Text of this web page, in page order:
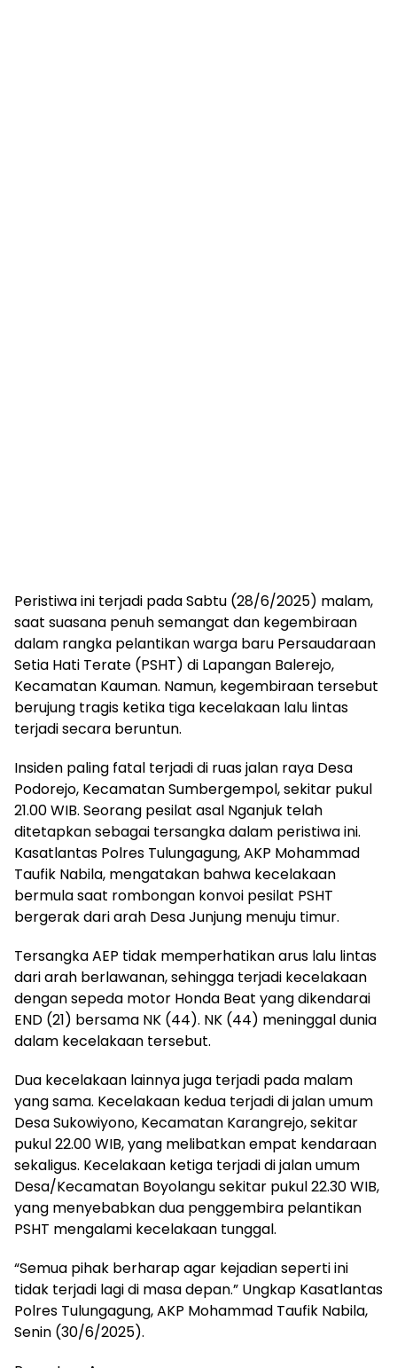
Peristiwa ini terjadi pada Sabtu (28/6/2025) malam,
saat suasana penuh semangat dan kegembiraan
dalam rangka pelantikan warga baru Persaudaraan
Setia Hati Terate (PSHT) di Lapangan Balerejo,
Kecamatan Kauman. Namun, kegembiraan tersebut
berujung tragis ketika tiga kecelakaan lalu lintas
terjadi secara beruntun.
Insiden paling fatal terjadi di ruas jalan raya Desa
Podorejo, Kecamatan Sumbergempol, sekitar pukul
21.00 WIB. Seorang pesilat asal Nganjuk telah
ditetapkan sebagai tersangka dalam peristiwa ini.
Kasatlantas Polres Tulungagung, AKP Mohammad
Taufik Nabila, mengatakan bahwa kecelakaan
bermula saat rombongan konvoi pesilat PSHT
bergerak dari arah Desa Junjung menuju timur.
Tersangka AEP tidak memperhatikan arus lalu lintas
dari arah berlawanan, sehingga terjadi kecelakaan
dengan sepeda motor Honda Beat yang dikendarai
END (21) bersama NK (44). NK (44) meninggal dunia
dalam kecelakaan tersebut.
Dua kecelakaan lainnya juga terjadi pada malam
yang sama. Kecelakaan kedua terjadi di jalan umum
Desa Sukowiyono, Kecamatan Karangrejo, sekitar
pukul 22.00 WIB, yang melibatkan empat kendaraan
sekaligus. Kecelakaan ketiga terjadi di jalan umum
Desa/Kecamatan Boyolangu sekitar pukul 22.30 WIB,
yang menyebabkan dua penggembira pelantikan
PSHT mengalami kecelakaan tunggal.
“Semua pihak berharap agar kejadian seperti ini
tidak terjadi lagi di masa depan.” Ungkap Kasatlantas
Polres Tulungagung, AKP Mohammad Taufik Nabila,
Senin (30/6/2025).